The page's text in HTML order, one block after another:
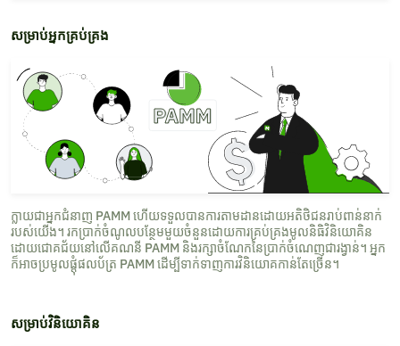
សម្រាប់អ្នកគ្រប់គ្រង
ក្លាយជាអ្នកជំនាញ PAMM ហើយទទួលបានការតាមដានដោយអតិថិជនរាប់ពាន់នាក់
របស់យើង។ រកប្រាក់ចំណូលបន្ថែមមួយចំនួនដោយការគ្រប់គ្រងមូលនិធិវិនិយោគិន
ដោយជោគជ័យនៅលើគណនី PAMM និងរក្សាចំណែកនៃប្រាក់ចំណេញជារង្វាន់។ អ្នក
ក៏អាចប្រមូលផ្តុំផលប័ត្រ PAMM ដើម្បីទាក់ទាញការវិនិយោគកាន់តែច្រើន។
សម្រាប់វិនិយោគិន